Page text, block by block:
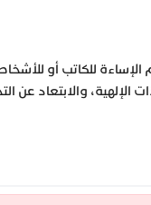
الإساءة للكاتب أو
الإلهية، والابتعاد عن